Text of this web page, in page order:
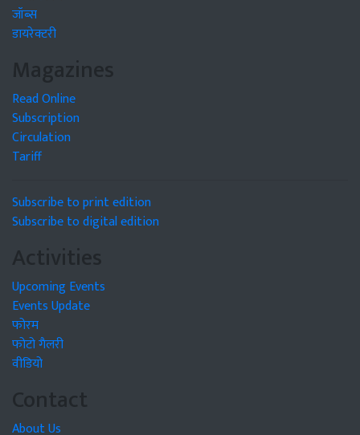
जॉब्स
डायरेक्टरी
Magazines
Read Online
Subscription
Circulation
Tariff
Subscribe to print edition
Subscribe to digital edition
Activities
Upcoming Events
Events Update
फोरम
फोटो गैलरी
वीडियो
Contact
About Us